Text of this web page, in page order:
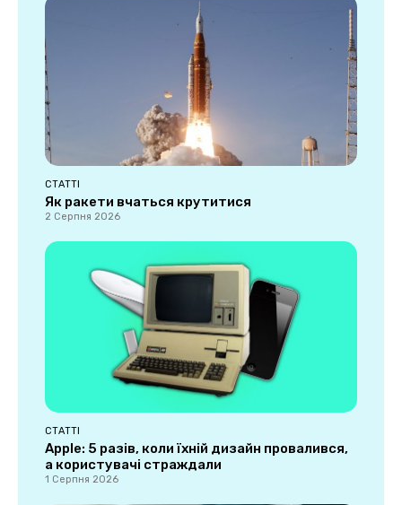
СТАТТІ
Як ракети вчаться крутитися
2 Серпня 2026
СТАТТІ
Apple: 5 разів, коли їхній дизайн провалився,
а користувачі страждали
1 Серпня 2026